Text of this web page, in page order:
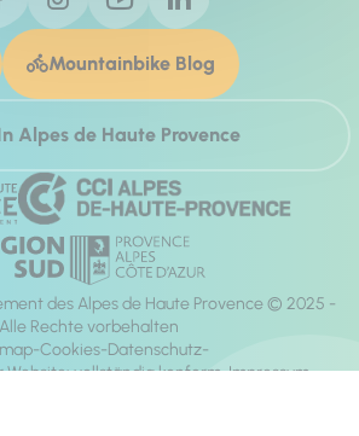
Mountainbike Blog
Alpes de Haute Provence
des Alpes de Haute Provence © 2025 -
Alle Rechte vorbehalten
Cookies Datenschutz
vollständig konform Impressum